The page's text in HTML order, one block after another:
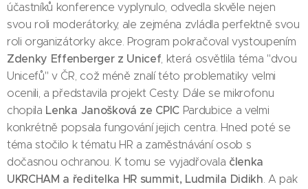
účastníků konference vyplynulo, odvedla skvěle nejen
svou roli moderátorky, ale zejména zvládla perfektně svou
roli organizátorky akce. Program pokračoval vystoupením
Zdenky Effenberger z Unicef, která osvětlila téma "dvou
Unicefů" v ČR, což méně znalí této problematiky velmi
ocenili, a představila projekt Cesty. Dále se mikrofonu
chopila Lenka Janošková ze CPIC Pardubice a velmi
konkrétně popsala fungování jejich centra. Hned poté se
téma stočilo k tématu HR a zaměstnávání osob s
dočasnou ochranou. K tomu se vyjadřovala členka
UKRCHAM a ředitelka HR summit, Ludmila Didikh. A pak